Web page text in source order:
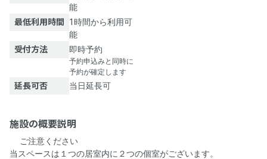
能
最低利用時間
1時間から利用可
能
受付方法
即時予約
予約申込みと同時に
予約が確定します
延長可否 当日延長可
施設の概要説明
⚠️ご注意ください⚠️
当スペースは１つの居室内に２つの個室がございます。